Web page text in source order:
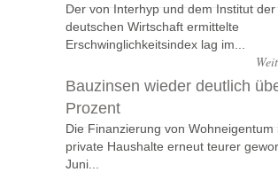
Der von Interhyp und dem Institut der
deutschen Wirtschaft ermittelte
Erschwinglichkeitsindex lag im...
Bauzinsen wieder deutlich
Prozent
Die Finanzierung von Wohneigentum
private Haushalte erneut teurer
Juni...